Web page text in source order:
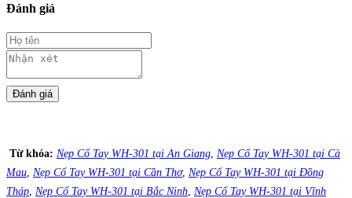
Đánh giá
Từ khóa: Nẹp Cổ Tay WH-301 tại An Giang Nẹp Cổ Tay WH-301 tại Cà
Mau Nẹp Cổ Tay WH-301 tại Cần Thơ, Nẹp Cổ Tay WH-301 tại Đồng
Tháp Nẹp Cổ Tay WH-301 tại Bắc Ninh Nẹp Cổ Tay WH-301 tại Vĩnh